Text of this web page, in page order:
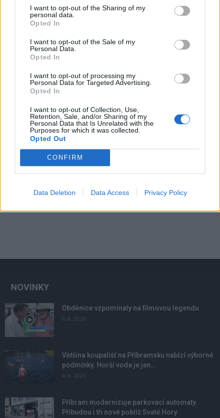
I want to opt-out of the Sharing of my
personal data.
Opted In
I want to opt-out of the Sale of my
Personal Data.
Opted In
I want to opt-out of processing my
Personal Data for Targeted Advertising.
Opted In
I want to opt-out of Collection, Use,
Retention, Sale, and/or Sharing of my
Personal Data that Is Unrelated with the
Purposes for which it was collected.
Opted Out
CONFIRM
Data Deletion Data Access Privacy Policy
Příbram modernizuje parkovací automaty.
Přibudou i tři nové poblíž Svaté Hory
Zpravodajství
Středočeský kraj upravil pravidla soutěže.
vzniku odpadu
NOVINKY
Obděnice vzpomínaly na filmovou legendu
6. 8. 2026
Většina koupališť na Příbramsku nabízí výborné
podmínky. Horší voda je jen...
4. 8. 2026
Příbram modernizuje parkovací automaty.
Přibudou i tři nové poblíž Svaté Hory